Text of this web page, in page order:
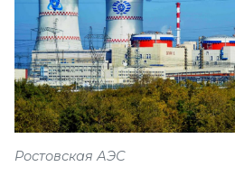
Ростовская АЭС